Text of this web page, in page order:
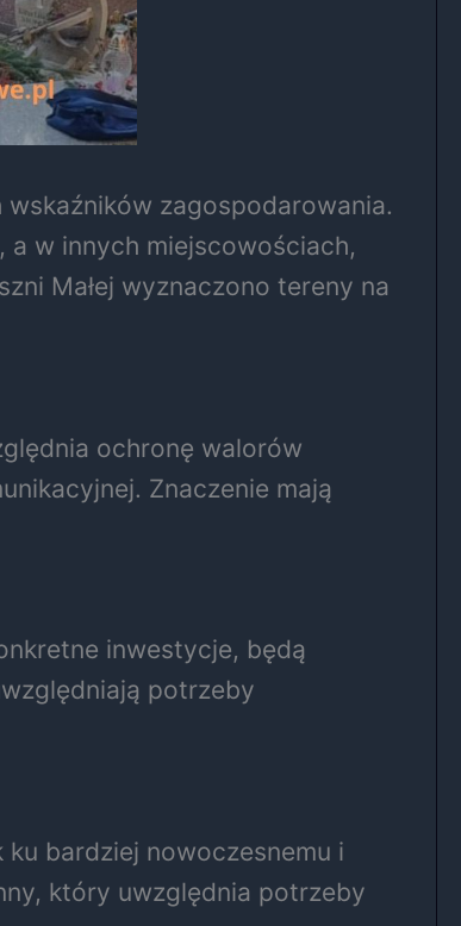
zagospodarowania.
a w innych miejscowościach,
Małej wyznaczono tereny na
ochronę walorów
Znaczenie mają
inwestycje, będą
potrzeby
bardziej nowoczesnemu i
który uwzględnia potrzeby